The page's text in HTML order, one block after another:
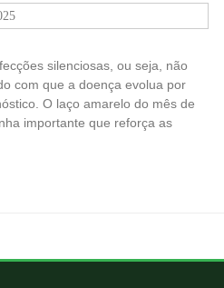
silenciosas, ou seja, não
com que a doença evolua por
O laço amarelo do mês de
importante que reforça as